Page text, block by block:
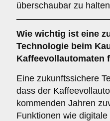
überschaubar zu
Wie wichtig ist eine
Technologie beim
Kaffeevollautomaten
Eine zukunftssichere
dass der
kommenden Jahren
Funktionen wie